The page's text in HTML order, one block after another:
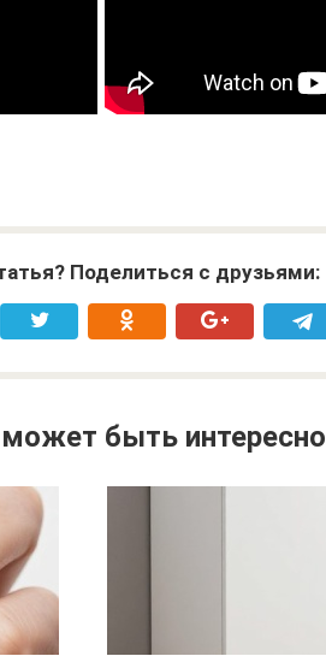
Поделиться с друзьями:
быть интересно